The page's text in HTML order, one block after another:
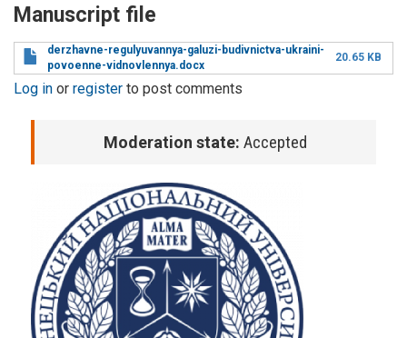
Manuscript file
derzhavne-regulyuvannya-galuzi-budivnictva-ukraini-
povoenne-vidnovlennya.docx
20.65 KB
Log in or register to post comments
Moderation state: Accepted